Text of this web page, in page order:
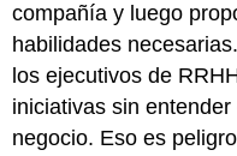
compañía y luego
habilidades
los ejecutivos de
iniciativas sin
negocio. Eso es